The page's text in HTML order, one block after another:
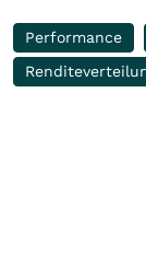
Performance